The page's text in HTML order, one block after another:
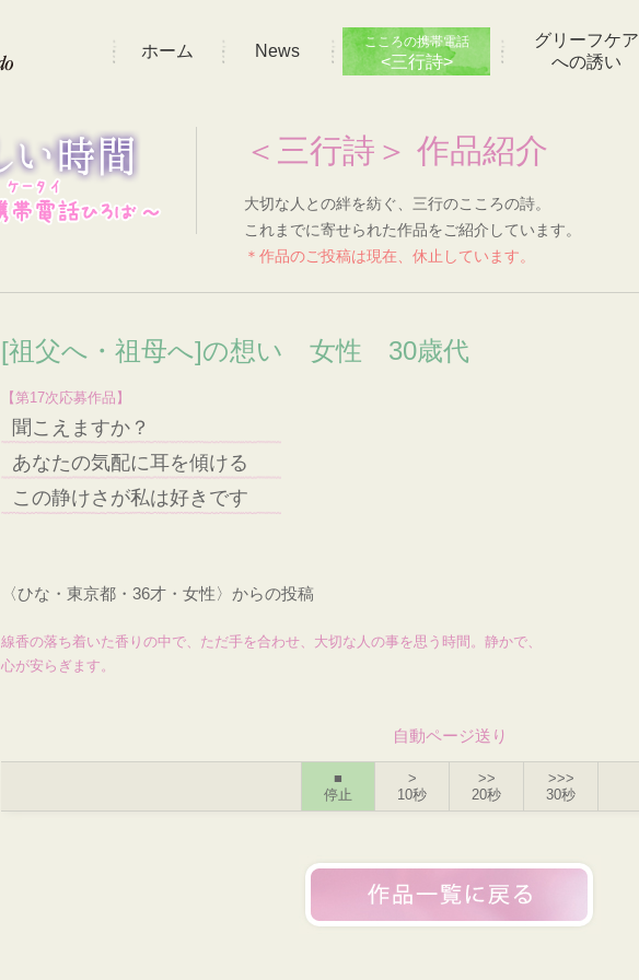
ホーム News こころの携帯電話
<三行詩>
グリーフケア
への誘い
＜三行詩＞ 作品紹介
大切な人との絆を紡ぐ、三行のこころの詩。
これまでに寄せられた作品をご紹介しています。
＊作品のご投稿は現在、休止しています。
[祖父へ・祖母へ]の想い 女性 30歳代
【第17次応募作品】
聞こえますか？
あなたの気配に耳を傾ける
この静けさが私は好きです
〈ひな・東京都・36才・女性〉からの投稿
線香の落ち着いた香りの中で、ただ手を合わせ、大切な人の事を思う時間。静かで、
心が安らぎます。
自動ページ送り
■
停止
>
10秒
>>
20秒
>>>
30秒